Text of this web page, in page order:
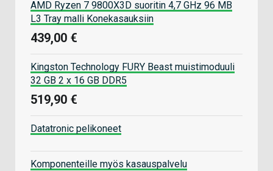
AMD Ryzen 7 9800X3D suoritin 4,7 GHz 96 MB
L3 Tray malli Konekasauksiin
439,00 €
Kingston Technology FURY Beast muistimoduuli
32 GB 2 x 16 GB DDR5
519,90 €
Datatronic pelikoneet
Komponenteille myös kasauspalvelu